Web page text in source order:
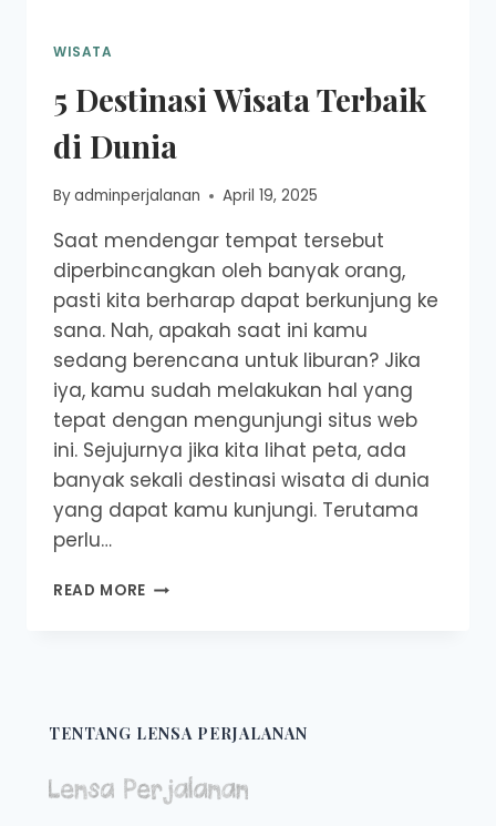
WISATA
5 Destinasi Wisata Terbaik
di Dunia
Byadminperjalanan April 19, 2025
Saat mendengar tempat tersebut
diperbincangkan oleh banyak orang,
pasti kita berharap dapat berkunjung ke
sana. Nah, apakah saat ini kamu
sedang berencana untuk liburan? Jika
iya, kamu sudah melakukan hal yang
tepat dengan mengunjungi situs web
ini. Sejujurnya jika kita lihat peta, ada
banyak sekali destinasi wisata di dunia
yang dapat kamu kunjungi. Terutama
perlu…
READ MORE 5
TENTANG LENSA PERJALANAN